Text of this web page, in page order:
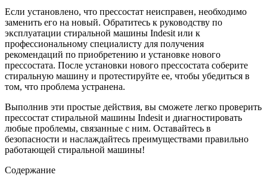
Если установлено, что прессостат неисправен, необходимо
заменить его на новый. Обратитесь к руководству по
эксплуатации стиральной машины Indesit или к
профессиональному специалисту для получения
рекомендаций по приобретению и установке нового
прессостата. После установки нового прессостата соберите
стиральную машину и протестируйте ее, чтобы убедиться в
том, что проблема устранена.
Выполнив эти простые действия, вы сможете легко проверить
прессостат стиральной машины Indesit и диагностировать
любые проблемы, связанные с ним. Оставайтесь в
безопасности и наслаждайтесь преимуществами правильно
работающей стиральной машины!
Содержание